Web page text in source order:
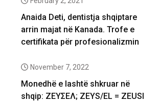
Anaida Deti, dentistja shqiptare
arrin majat në Kanada. Trofe e
certifikata për profesionalizmin
November 7, 2022
Monedhë e lashtë shkruar në
shqip: ΖΕΥΣΕΛ; ZEYS/EL = ZEUSI